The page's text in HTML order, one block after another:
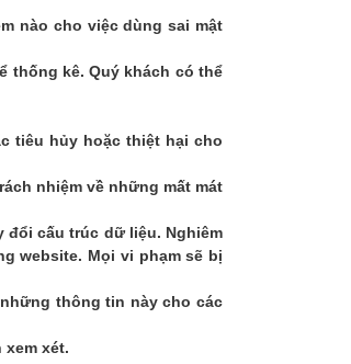
nào cho việc dùng sai mật
thống kê. Quý khách có thể
tiêu hủy hoặc thiệt hại cho
nhiệm về những mất mát
cấu trúc dữ liệu. Nghiêm
website. Mọi vi phạm sẽ bị
thông tin này cho các
xét.